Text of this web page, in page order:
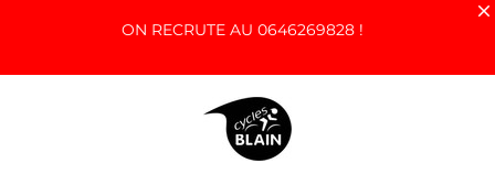
ON RECRUTE AU 0646269828 !